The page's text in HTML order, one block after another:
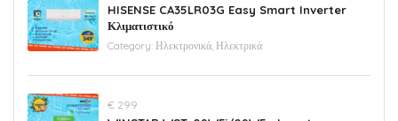
HISENSE CA35LR03G Easy Smart Inverter
Κλιματιστικό
Category: Ηλεκτρονικά, Ηλεκτρικά
€ 299